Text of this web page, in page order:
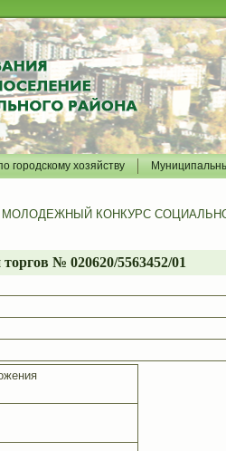
городскому хозяйству
КОНКУРС
№ 020620/5563452/01